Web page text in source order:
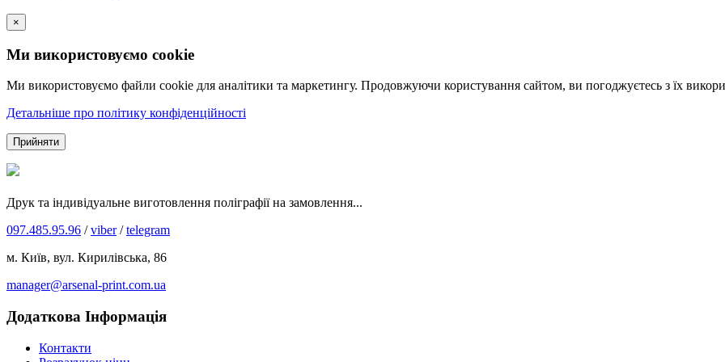
×
Ми використовуємо cookie
Ми використовуємо файли cookie для аналітики та маркетингу. Продовжуючи користування сайтом, ви погоджуєтесь з їх
Детальніше про політику конфіденційності
Прийняти
Друк та індивідуальне виготовлення поліграфії на замовлення...
097.485.95.96 /viber/telegram
м. Київ, вул. Кирилівська, 86
manager@arsenal-print.com.ua
Додаткова Інформація
Контакти